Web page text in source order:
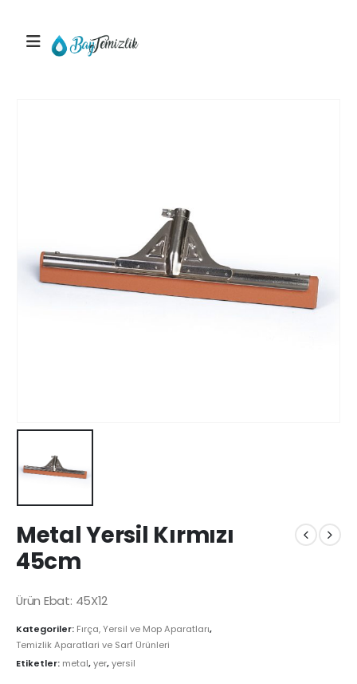
Metal Yersil Kırmızı
45cm
Ürün Ebat: 45X12
Kategoriler: Fırça, Yersil ve Mop Aparatları,
Temizlik Aparatlari ve Sarf Ürünleri
Etiketler: metal,yer,yersil